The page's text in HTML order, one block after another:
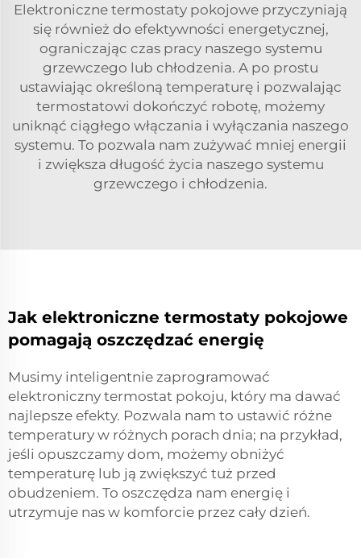
Elektroniczne termostaty pokojowe przyczyniają
się również do efektywności energetycznej,
ograniczając czas pracy naszego systemu
grzewczego lub chłodzenia. A po prostu
ustawiając określoną temperaturę i pozwalając
termostatowi dokończyć robotę, możemy
uniknąć ciągłego włączania i wyłączania naszego
systemu. To pozwala nam zużywać mniej energii
i zwiększa długość życia naszego systemu
grzewczego i chłodzenia.
Jak elektroniczne termostaty pokojowe
pomagają oszczędzać energię
Musimy inteligentnie zaprogramować
elektroniczny termostat pokoju, który ma dawać
najlepsze efekty. Pozwala nam to ustawić różne
temperatury w różnych porach dnia; na przykład,
jeśli opuszczamy dom, możemy obniżyć
temperaturę lub ją zwiększyć tuż przed
obudzeniem. To oszczędza nam energię i
utrzymuje nas w komforcie przez cały dzień.